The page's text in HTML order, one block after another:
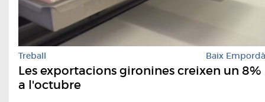
Treball Baix Empordà
Les exportacions gironines creixen un 8%
a l'octubre